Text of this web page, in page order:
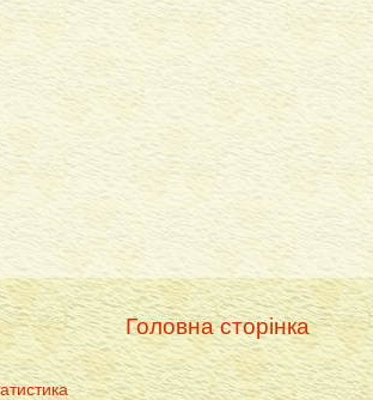
Головна сторінка